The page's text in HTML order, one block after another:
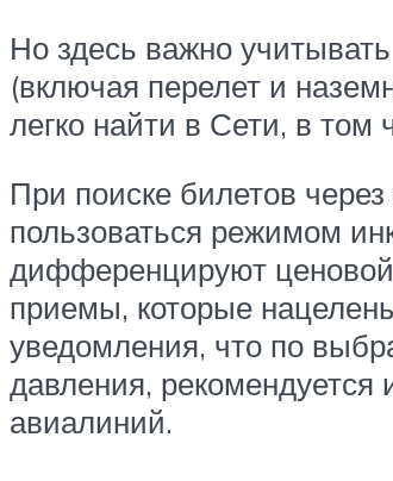
Но здесь важно
(включая перелет и
легко найти в Сети, в
При поиске билетов
пользоваться режимом
дифференцируют ценовой
приемы, которые
уведомления, что по
давления,
авиалиний.